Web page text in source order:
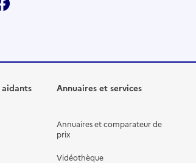
Annuaires et services
Annuaires et comparateur de
prix
Vidéothèque